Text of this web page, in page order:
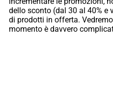
dello sconto (dal 30 al 40% e
di prodotti in offerta.
momento è davvero